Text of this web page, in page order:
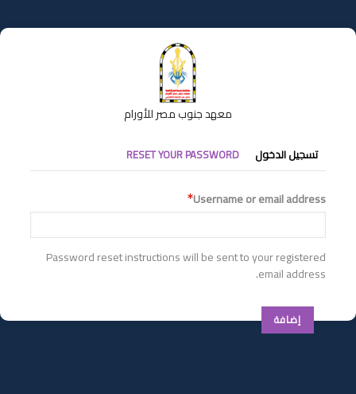
إلى
المحتوى
معهد جنوب مصر للأورام
التبويبات
الأساسية
تسجيل الدخول RESET YOUR PASSWORD
Username or email address
Password reset instructions will be sent to your registered
email address.